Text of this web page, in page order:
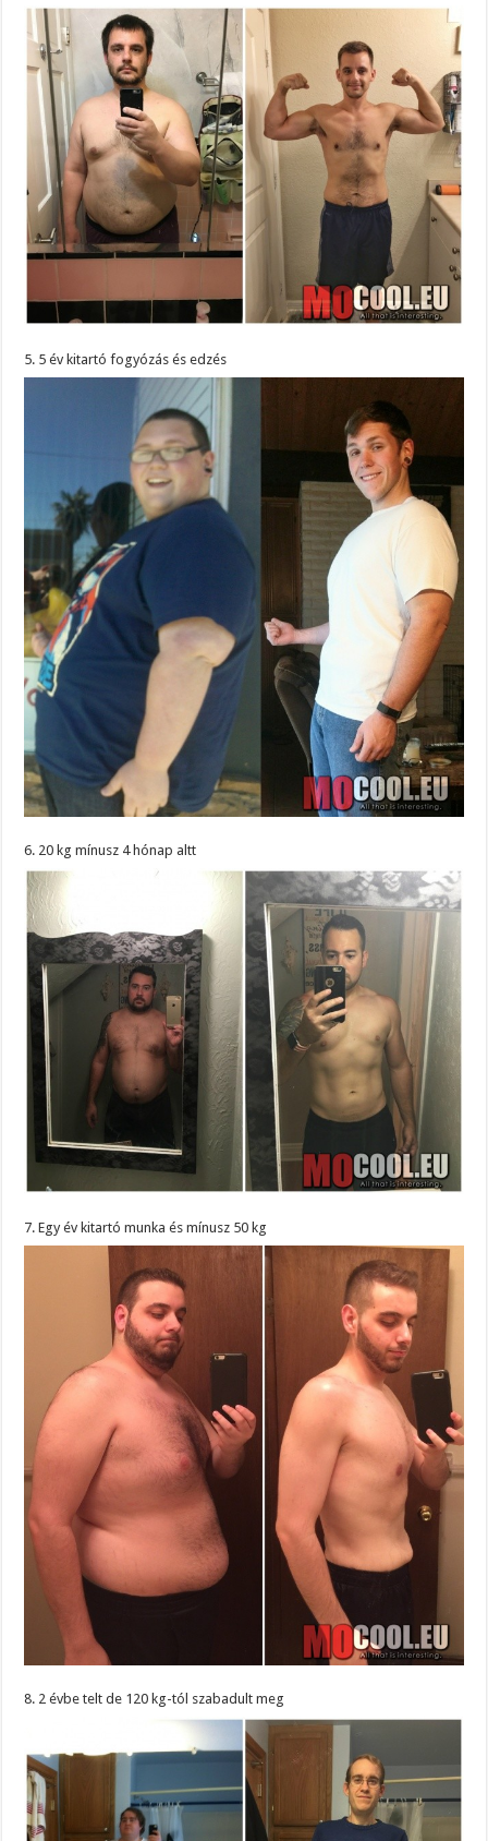
5. 5 év kitartó fogyózás és edzés
6. 20 kg mínusz 4 hónap altt
7. Egy év kitartó munka és mínusz 50 kg
8. 2 évbe telt de 120 kg-tól szabadult meg